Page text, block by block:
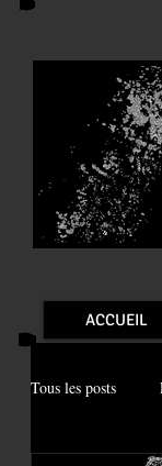
ACCUEIL
Tous les posts